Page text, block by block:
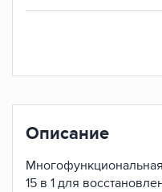
Описание
15 в 1 для